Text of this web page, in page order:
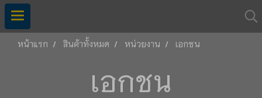
หน้าแรก สินค้าทั้งหมด หน่วยงาน เอกชน
เอกชน